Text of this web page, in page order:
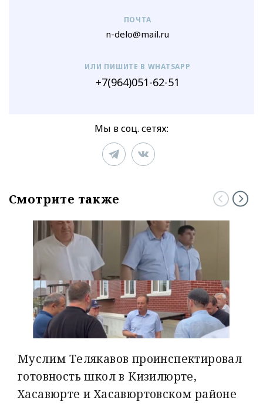
ПОЧТА
n-delo@mail.ru
ИЛИ ПИШИТЕ В WHATSAPP
+7(964)051-62-51
Мы в соц. сетях:
Смотрите также
Муслим Телякавов проинспектировал
готовность школ в Кизилюрте,
Хасавюрте и Хасавюртовском районе